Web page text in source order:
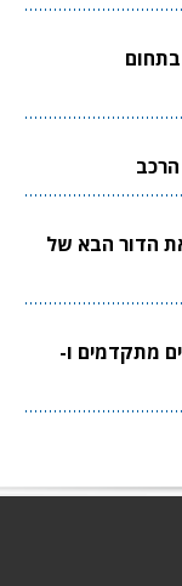
הדור הבא של
מתקדמים ו-